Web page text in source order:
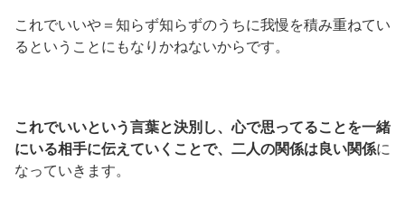
これでいいや＝知らず知らずのうちに我慢を積み重ねてい
るということにもなりかねないからです。
これでいいという言葉と決別し、心で思ってることを一緒
にいる相手に伝えていくことで、二人の関係は良い関係に
なっていきます。